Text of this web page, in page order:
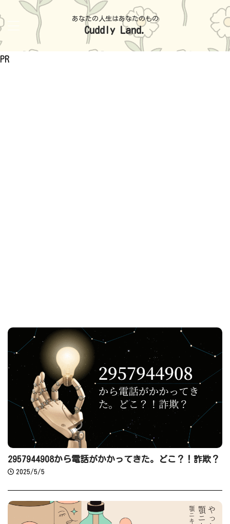
あなたの人生はあなたのもの
Cuddly Land.
PR
2957944908から電話がかかってきた。どこ？！詐欺？
2025/5/5